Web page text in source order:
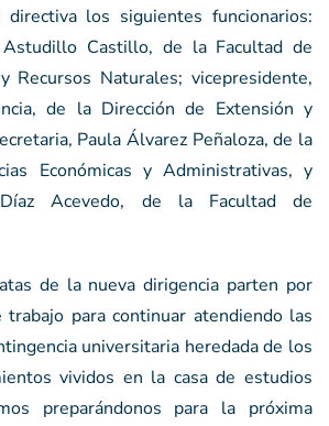
los siguientes funcionarios:
Astudillo Castillo, de la Facultad de
Recursos Naturales; vicepresidente,
de la Dirección de Extensión y
Paula Álvarez Peñaloza, de la
Económicas y Administrativas, y
Acevedo, de la Facultad de
de la nueva dirigencia parten por
para continuar atendiendo las
universitaria heredada de los
vividos en la casa de estudios
preparándonos para la próxima